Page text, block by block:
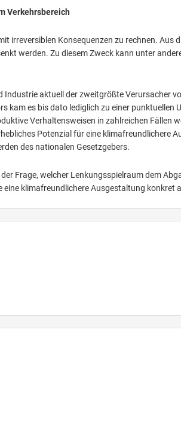
Verkehrsbereich
irreversiblen Konsequenzen zu rechnen. Aus
werden. Zu diesem Zweck kann unter
Industrie aktuell der zweitgrößte Verursacher
kam es bis dato lediglich zu einer punktuellen
Verhaltensweisen in zahlreichen Fällen
Potenzial für eine klimafreundlichere
des nationalen Gesetzgebers.
Frage, welcher Lenkungsspielraum dem
klimafreundlichere Ausgestaltung konkret